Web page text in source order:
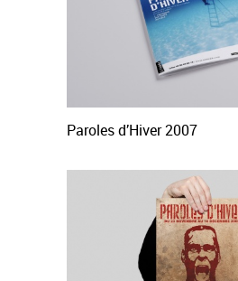
Paroles d’Hiver 2007